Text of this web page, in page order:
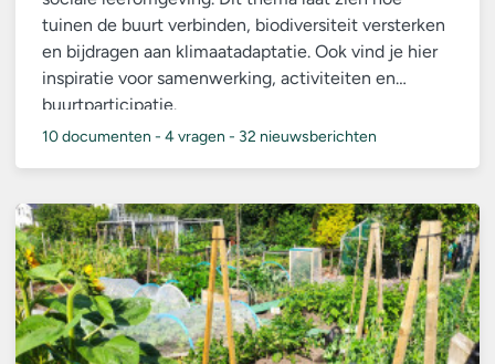
tuinen de buurt verbinden, biodiversiteit versterken
en bijdragen aan klimaatadaptatie. Ook vind je hier
inspiratie voor samenwerking, activiteiten en
buurtparticipatie.
10 documenten - 4 vragen - 32 nieuwsberichten